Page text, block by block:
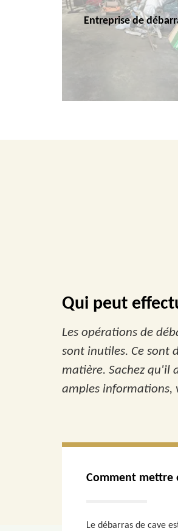
Entreprise de
Qui peut
Les opérations de
sont inutiles. Ce sont
matière. Sachez qu'il
amples informations,
Comment mettre
Le débarras de cave